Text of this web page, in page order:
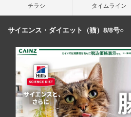
チラシ タイム ライン
サイエンス・ダイエット（猫）8/8号○